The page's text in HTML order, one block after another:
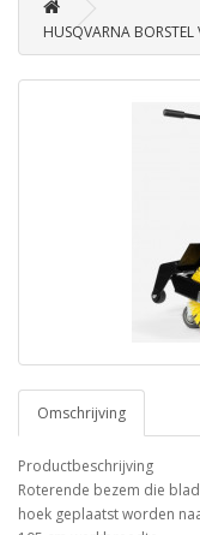
HUSQVARNA BORSTEL
Omschrijving
Productbeschrijving
Roterende bezem die
hoek geplaatst worden